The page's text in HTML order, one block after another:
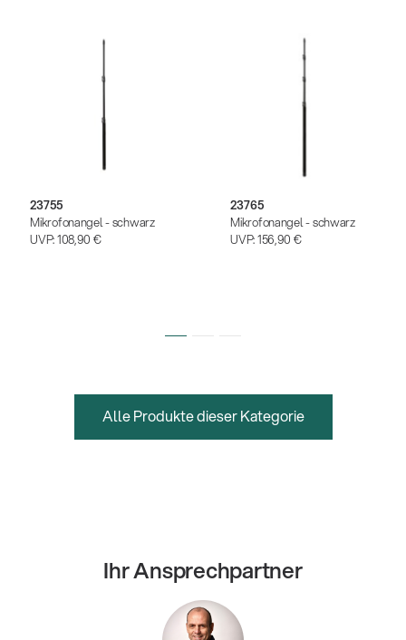
23755
Mikrofonangel - schwarz
UVP:108,90 €
23765
Mikrofonangel - schwarz
UVP:156,90 €
Alle Produkte dieser Kategorie
Ihr Ansprechpartner